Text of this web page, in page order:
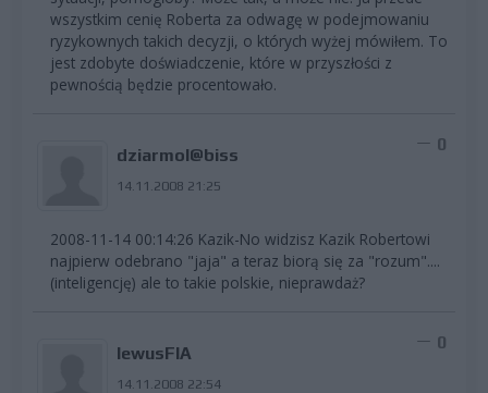
wszystkim cenię Roberta za odwagę w podejmowaniu
ryzykownych takich decyzji, o których wyżej mówiłem. To
jest zdobyte doświadczenie, które w przyszłości z
pewnością będzie procentowało.
dziarmol@biss
14.11.2008 21:25
0
2008-11-14 00:14:26 Kazik-No widzisz Kazik Robertowi
najpierw odebrano "jaja" a teraz biorą się za "rozum"....
(inteligencję) ale to takie polskie, nieprawdaż?
lewusFIA
14.11.2008 22:54
0